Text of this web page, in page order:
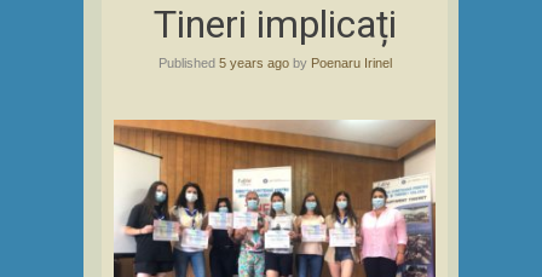
content
Tineri implicați
Published 5 years agoby Poenaru Irinel